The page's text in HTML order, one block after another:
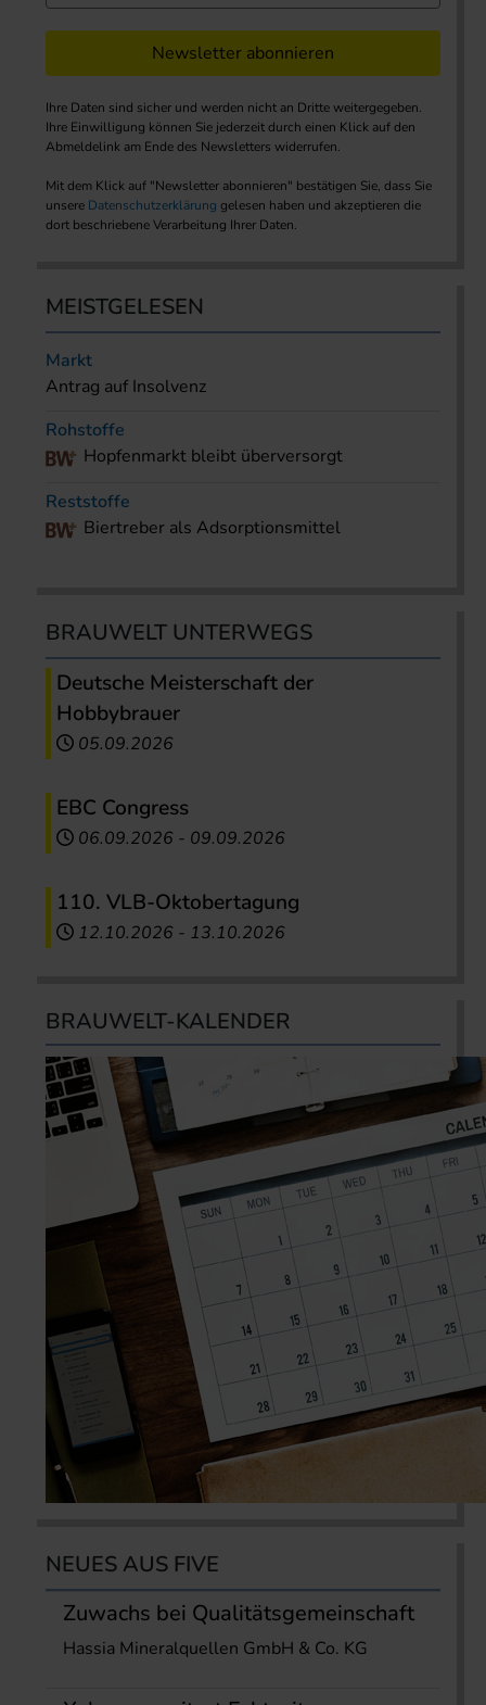
Newsletter abonnieren
Ihre Daten sind sicher und werden nicht an Dritte weitergegeben.
Ihre Einwilligung können Sie jederzeit durch einen Klick auf den
Abmeldelink am Ende des Newsletters widerrufen.
Mit dem Klick auf "Newsletter abonnieren" bestätigen Sie, dass Sie
unsere Datenschutzerklärung gelesen haben und akzeptieren die
dort beschriebene Verarbeitung Ihrer Daten.
MEISTGELESEN
Markt
Antrag auf Insolvenz
Rohstoffe
Hopfenmarkt bleibt überversorgt
Reststoffe
Biertreber als Adsorptionsmittel
BRAUWELT UNTERWEGS
Deutsche Meisterschaft der
Hobbybrauer
05.09.2026
EBC Congress
06.09.2026 - 09.09.2026
110. VLB-Oktobertagung
12.10.2026 - 13.10.2026
BRAUWELT-KALENDER
NEUES AUS FIVE
Zuwachs bei Qualitätsgemeinschaft
Hassia Mineralquellen GmbH & Co. KG